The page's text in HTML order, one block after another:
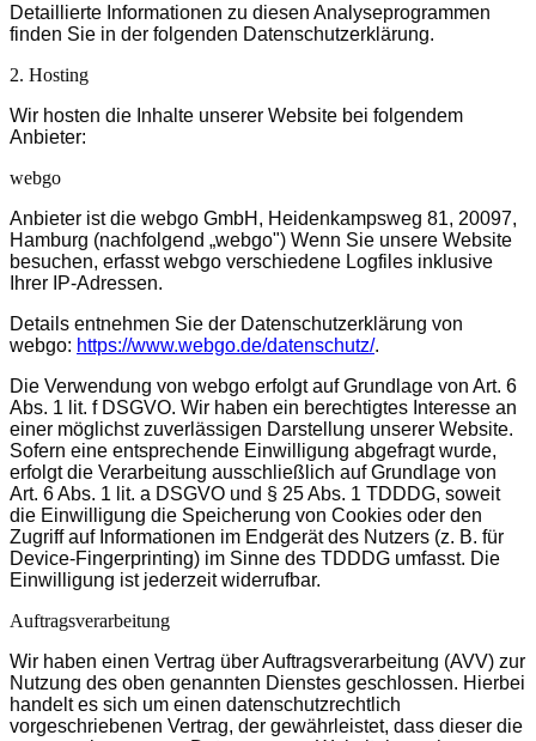
Detaillierte Informationen zu diesen Analyseprogrammen
finden Sie in der folgenden Datenschutzerklärung.
2. Hosting
Wir hosten die Inhalte unserer Website bei folgendem
Anbieter:
webgo
Anbieter ist die webgo GmbH, Heidenkampsweg 81, 20097,
Hamburg (nachfolgend „webgo") Wenn Sie unsere Website
besuchen, erfasst webgo verschiedene Logfiles inklusive
Ihrer IP-Adressen.
Details entnehmen Sie der Datenschutzerklärung von
webgo: https://www.webgo.de/datenschutz/.
Die Verwendung von webgo erfolgt auf Grundlage von Art. 6
Abs. 1 lit. f DSGVO. Wir haben ein berechtigtes Interesse an
einer möglichst zuverlässigen Darstellung unserer Website.
Sofern eine entsprechende Einwilligung abgefragt wurde,
erfolgt die Verarbeitung ausschließlich auf Grundlage von
Art. 6 Abs. 1 lit. a DSGVO und § 25 Abs. 1 TDDDG, soweit
die Einwilligung die Speicherung von Cookies oder den
Zugriff auf Informationen im Endgerät des Nutzers (z. B. für
Device-Fingerprinting) im Sinne des TDDDG umfasst. Die
Einwilligung ist jederzeit widerrufbar.
Auftragsverarbeitung
Wir haben einen Vertrag über Auftragsverarbeitung (AVV) zur
Nutzung des oben genannten Dienstes geschlossen. Hierbei
handelt es sich um einen datenschutzrechtlich
vorgeschriebenen Vertrag, der gewährleistet, dass dieser die